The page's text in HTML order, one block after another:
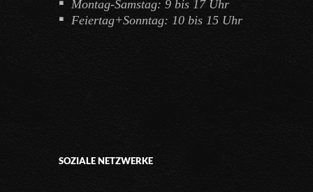
Montag-Samstag: 9 bis 17 Uhr
Feiertag+Sonntag: 10 bis 15 Uhr
SOZIALE NETZWERKE